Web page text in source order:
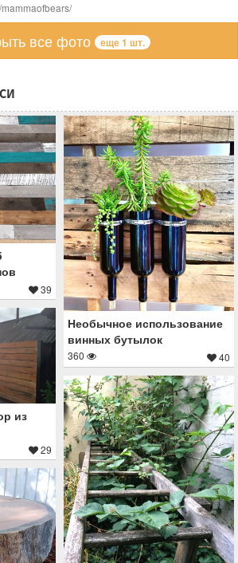
все фото еще 1 шт.
39
Необычное использование
винных бутылок
360 40
из
29